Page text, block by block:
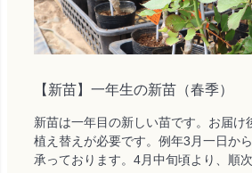
【新苗】一年生の新苗（春季）
新苗は一年目の新しい苗です。お届け
植え替えが必要です。例年3月一日か
承っております。4月中旬頃より、順次